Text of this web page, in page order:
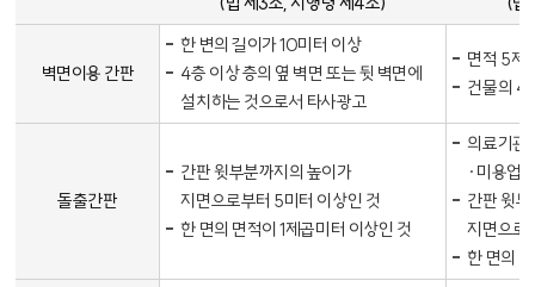
벽면이용 간판
한 변의 길이가 10미터 이상
4층 이상 층의 옆 벽면 또는 뒷 벽면에
설치하는 것으로서 타사광고
면적 5제
건물의 4
돌출간판
간판 윗부분까지의 높이가
지면으로부터 5미터 이상인 것
한 면의 면적이 1제곱미터 이상인 것
의료기관
·미용업
간판 윗
지면으로
한 면의